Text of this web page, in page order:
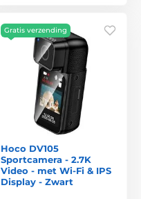
Gratis verzending
Hoco DV105
Sportcamera - 2.7K
Video - met Wi-Fi & IPS
Display - Zwart